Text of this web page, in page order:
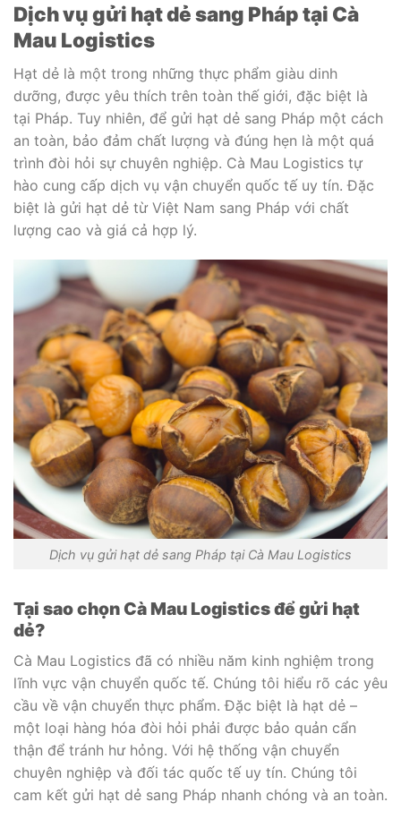
Dịch vụ gửi hạt dẻ sang Pháp tại Cà
Mau Logistics
Hạt dẻ là một trong những thực phẩm giàu dinh
dưỡng, được yêu thích trên toàn thế giới, đặc biệt là
tại Pháp. Tuy nhiên, để gửi hạt dẻ sang Pháp một cách
an toàn, bảo đảm chất lượng và đúng hẹn là một quá
trình đòi hỏi sự chuyên nghiệp. Cà Mau Logistics tự
hào cung cấp dịch vụ vận chuyển quốc tế uy tín. Đặc
biệt là gửi hạt dẻ từ Việt Nam sang Pháp với chất
lượng cao và giá cả hợp lý.
Dịch vụ gửi hạt dẻ sang Pháp tại Cà Mau Logistics
Tại sao chọn Cà Mau Logistics để gửi hạt
dẻ?
Cà Mau Logistics đã có nhiều năm kinh nghiệm trong
lĩnh vực vận chuyển quốc tế. Chúng tôi hiểu rõ các yêu
cầu về vận chuyển thực phẩm. Đặc biệt là hạt dẻ –
một loại hàng hóa đòi hỏi phải được bảo quản cẩn
thận để tránh hư hỏng. Với hệ thống vận chuyển
chuyên nghiệp và đối tác quốc tế uy tín. Chúng tôi
cam kết gửi hạt dẻ sang Pháp nhanh chóng và an toàn.